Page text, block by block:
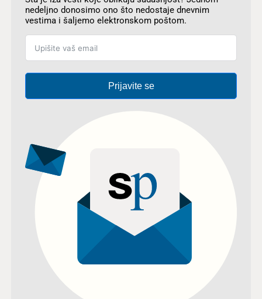
nedeljno donosimo ono što nedostaje dnevnim
vestima i šaljemo elektronskom poštom.
Prijavite se